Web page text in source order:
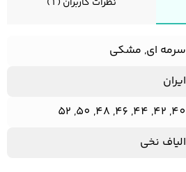
سرمه ای, مشکی
ایران
40, 42, 44, 46, 48, 50, 52
الیاف نخی